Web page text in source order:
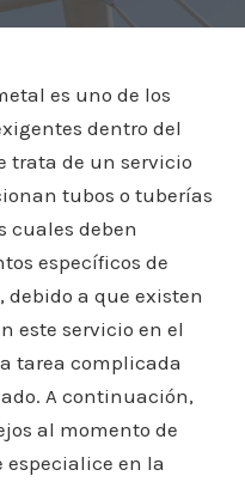
es uno de los
dentro del
trata de un servicio
tubos o tuberías
cuales deben
específicos de
debido a que existen
este servicio en el
tarea complicada
A continuación,
al momento de
especialice en la